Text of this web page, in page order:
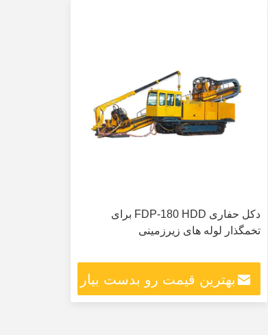
دکل حفاری FDP-180 HDD برای
تخمگذار لوله های زیرزمینی
بهترین قیمت رو بدست بیار